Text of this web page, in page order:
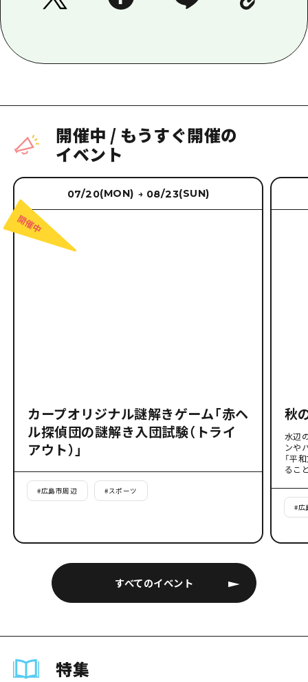
開催中 / もうすぐ開催の
イベント
すべてのイベント
07/20(MON) → 08/23(SUN)
カープオリジナル謎解きゲーム「赤ヘ
ル探偵団の謎解き入団試験（トライ
アウト）」
#広島市周辺 #スポーツ
秋
水辺
ンや
「平
るこ
#広
特集